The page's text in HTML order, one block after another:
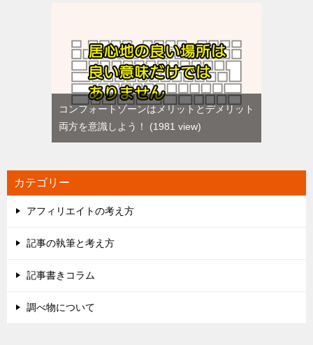
コンフォートゾーンはメリットとデメリット
両方を意識しよう！
1981 view
カテゴリー
アフィリエイトの考え方
記事の執筆と考え方
記事書きコラム
調べ物について